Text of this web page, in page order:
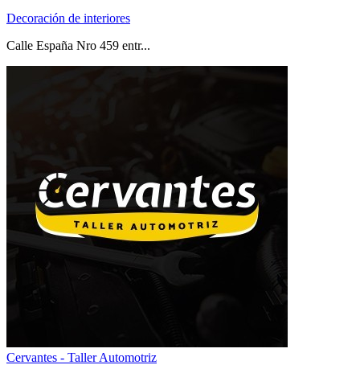
Decoración de interiores
Calle España Nro 459 entr...
Cervantes - Taller Automotriz